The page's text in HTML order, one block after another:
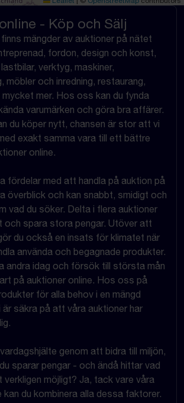
- Köp och Sälj
mängder av auktioner på nätet
fordon, design och konst,
verktyg, maskiner,
möbler och inredning, restaurang,
mer. Hos oss kan du fynda
varumärken och göra bra affärer.
du köper nytt, chansen är stor att vi
exakt samma vara till ett bättre
online.
fördelar med att handla på auktion på
överblick och kan snabbt, smidigt och
vad du söker. Delta i flera auktioner
och spara stora pengar. Utöver att
du också en insats för klimatet när
använda och begagnade produkter.
andra idag och försök till största mån
på auktioner online. Hos oss på
för alla behov i en mängd
är säkra på att våra auktioner har
genom att bidra till miljön,
sparar pengar - och ändå hittar vad
verkligen möjligt? Ja, tack vare våra
kan du kombinera alla dessa faktorer.